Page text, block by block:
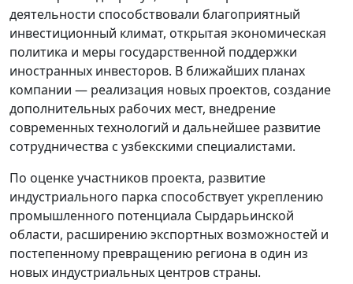
деятельности способствовали благоприятный
инвестиционный климат, открытая экономическая
политика и меры государственной поддержки
иностранных инвесторов. В ближайших планах
компании — реализация новых проектов, создание
дополнительных рабочих мест, внедрение
современных технологий и дальнейшее развитие
сотрудничества с узбекскими специалистами.
По оценке участников проекта, развитие
индустриального парка способствует укреплению
промышленного потенциала Сырдарьинской
области, расширению экспортных возможностей и
постепенному превращению региона в один из
новых индустриальных центров страны.